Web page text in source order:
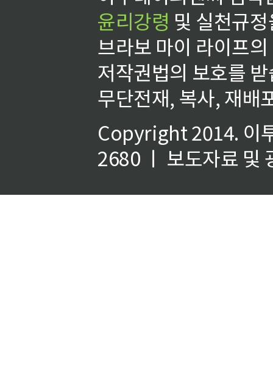
윤리강령 및 실천규
브라보 마이 라이프
저작권법의 보호를
무단전재, 복사, 재배
Copyright 2014. 이
2680 ㅣ 보도자료